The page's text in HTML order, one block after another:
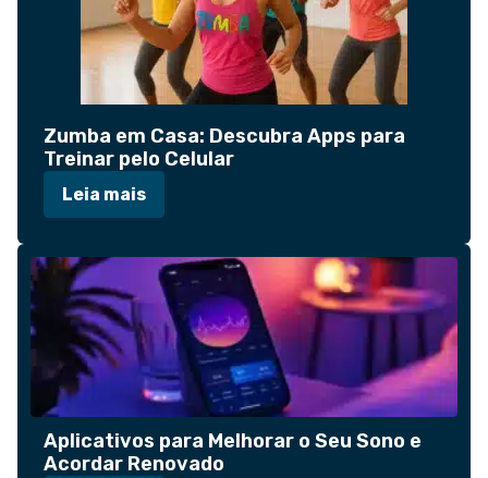
Zumba em Casa: Descubra Apps para
Treinar pelo Celular
Leia mais
Aplicativos para Melhorar o Seu Sono e
Acordar Renovado